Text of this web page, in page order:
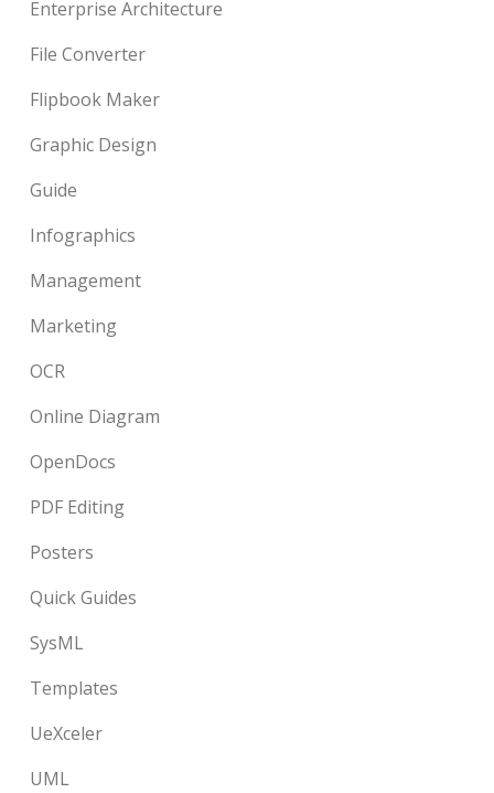
Enterprise Architecture
File Converter
Flipbook Maker
Graphic Design
Guide
Infographics
Management
Marketing
OCR
Online Diagram
OpenDocs
PDF Editing
Posters
Quick Guides
SysML
Templates
UeXceler
UML